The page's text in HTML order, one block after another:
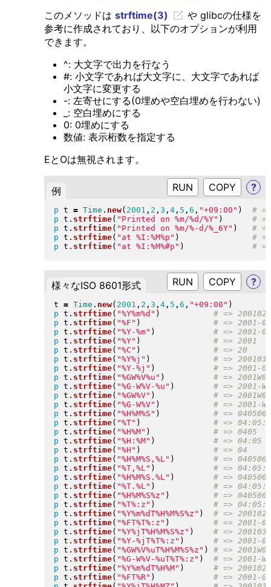
このメソッドは strftime(3)
や glibcの仕様を
参考に作成されており、以下のオプションが利用
できます。
^: 大文字で出力を行なう
#: 小文字であれば大文字に、大文字であれば
小文字に変更する
-: 左寄せにする(0埋めや空白埋めを行わない)
_: 空白埋めにする
0: 0埋めにする
数値: 表示桁数を指定する
EとOは無視されます。
例 RUN ?
p t = Time . new( 2001 , 2 , 3 , 4, 5 , 6 , "+09:00 " )
p t . strftime( " Printed on %m/%d/%Y" )
p t . strftime( " Printed on %m/%-d/%_6Y" )
p t . strftime( " at %I:%M%p " )
p t . strftime( " at %I:%M%#p " )
様々なISO 8601形式 RUN ?
t = Time . new( 2001 , 2 , 3 , 4, 5 , 6 , "+09:00 " )
p t . strftime( "%Y%m%d " )
p t . strftime( "%F " )
p t . strftime( "%Y-%m" )
p t . strftime( "%Y" )
p t . strftime( "%C " )
p t . strftime( "%Y%j " )
p t . strftime( "%Y-%j " )
p t . strftime( "%GW%V%u " )
p t . strftime( "%G-W%V-%u " )
p t . strftime( "%GW%V" )
p t . strftime( "%G-W%V" )
p t . strftime( "%H%M%S " )
p t . strftime( "%T" )
p t . strftime( "%H%M" )
p t . strftime( "%H:%M" )
p t . strftime( "%H " )
p t . strftime( "%H%M%S,%L " )
p t . strftime( "%T,%L " )
p t . strftime( "%H%M%S.%L " )
p t . strftime( "%T.%L " )
p t . strftime( "%H%M%S%z " )
p t . strftime( "%T%:z " )
p t . strftime( "%Y%m%dT%H%M%S%z " )
p t . strftime( "%FT%T%:z " )
p t . strftime( "%Y%jT%H%M%S%z " )
p t . strftime( "%Y-%jT%T%:z " )
p t . strftime( "%GW%V%uT%H%M%S%z " )
p t . strftime( "%G-W%V-%uT%T%:z " )
p t . strftime( "%Y%m%dT%H%M" )
p t . strftime( "%FT%R" )